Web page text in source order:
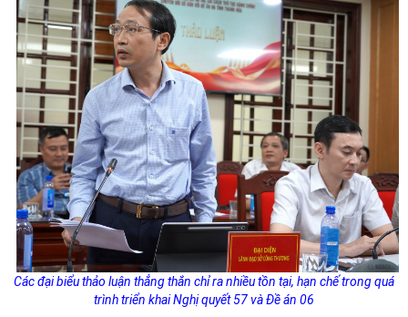
Các đại biểu thảo luận thẳng thắn chỉ ra nhiều tồn tại, hạn chế trong quá
trình triển khai Nghị quyết 57 và Đề án 06